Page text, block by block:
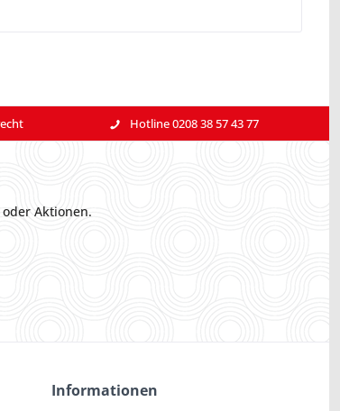
Hotline 0208 38 57 43 77
Aktionen.
Informationen